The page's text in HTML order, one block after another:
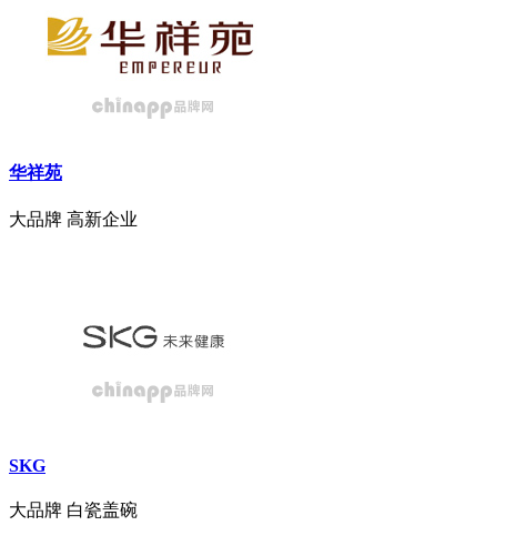
华祥苑
大品牌 高新企业
SKG
大品牌 白瓷盖碗